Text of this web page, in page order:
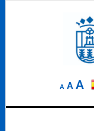
A
Reducir
elA A